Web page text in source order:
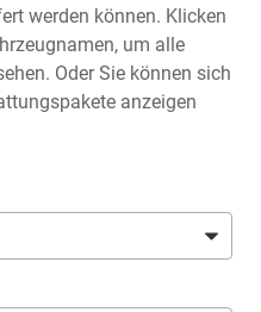
werden können. Klicken
um alle
Oder Sie können sich
anzeigen